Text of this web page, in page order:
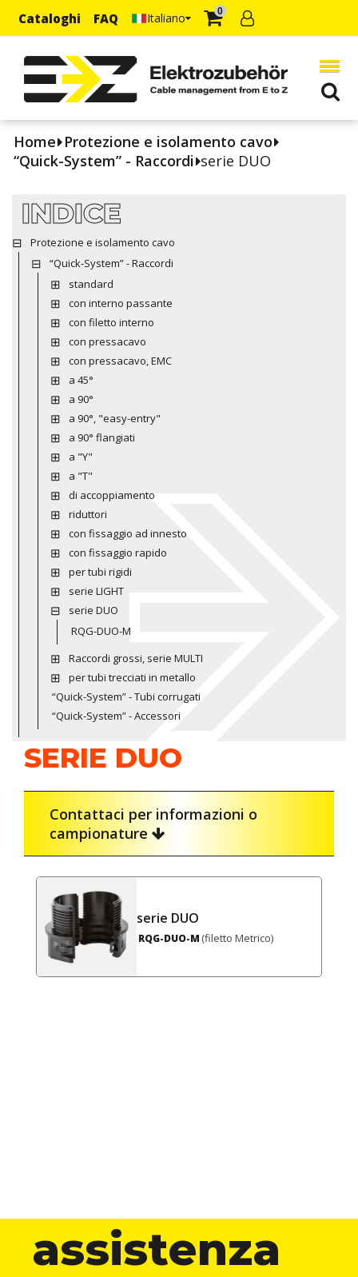
Cataloghi FAQ Italiano 0
Home Protezione e isolamento cavo
“Quick-System” - Raccordi serie DUO
INDICE
Protezione e isolamento cavo
“Quick-System” - Raccordi
standard
con interno passante
con filetto interno
con pressacavo
con pressacavo, EMC
a 45°
a 90°
a 90°, "easy-entry"
a 90° flangiati
a "Y"
a "T"
di accoppiamento
riduttori
con fissaggio ad innesto
con fissaggio rapido
per tubi rigidi
serie LIGHT
serie DUO
RQG-DUO-M
Raccordi grossi, serie MULTI
per tubi trecciati in metallo
“Quick-System” - Tubi corrugati
“Quick-System” - Accessori
SERIE DUO
Contattaci per informazioni o
campionature
serie DUO
RQG-DUO-M (filetto Metrico)
assistenza